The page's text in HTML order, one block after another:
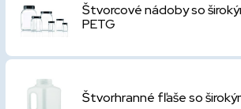
Štvorcové nádoby so
PETG
Štvorhranné fľaše so